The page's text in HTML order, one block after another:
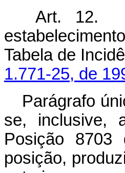
Art. 12.
Tabela de
1.771-25, de
Parágrafo
se, inclusive,
Posição
posição,